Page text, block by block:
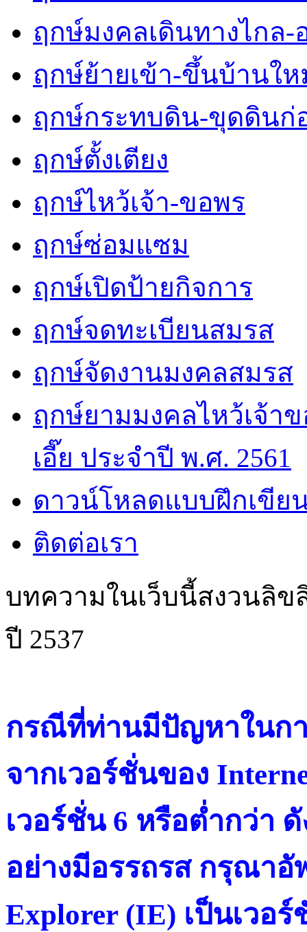
ฤกษ์มงคลเดินทางไกล-
ฤกษ์ย้ายเข้า-ขึ้นบ้านใ
ฤกษ์กระทบดิน-ขุดดินก่
ฤกษ์ตั้งเตียง
ฤกษ์ไหว้เจ้า-ขอพร
ฤกษ์ซ่อมแซม
ฤกษ์เปิดป้ายกิจการ
ฤกษ์จดทะเบียนสมรส
ฤกษ์จัดงานมงคลสมรส
ฤกษ์ยามมงคลไหว้เจ้า
เอี๊ย ประจำปี พ.ศ. 2561
ดาวน์โหลดแบบฝึกเขีย
ติดต่อเรา
บทความในเว็บนี้สงวนลิ
ปี 2537
กรณีที่ท่านมีปัญหาในกา
จากเวอร์ชั่นของ
เวอร์ชั่น 6 หรือต่ำกว่า
อย่างมีอรรถรส กรุณาอั
Explorer (IE) เป็นเวอ